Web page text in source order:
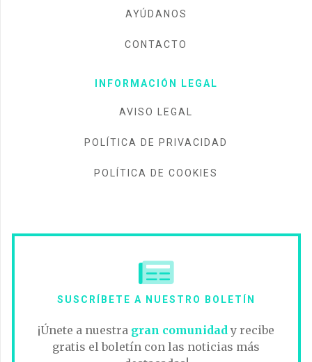
AYÚDANOS
CONTACTO
INFORMACIÓN LEGAL
AVISO LEGAL
POLÍTICA DE PRIVACIDAD
POLÍTICA DE COOKIES
SUSCRÍBETE A NUESTRO BOLETÍN
¡Únete a nuestra gran comunidad y recibe
gratis el boletín con las noticias más